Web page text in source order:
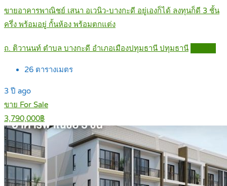
ขายอาคารพาณิชย์ เสนา อเวนิว-บางกะดี อยู่เองก็ได้ ลงทุนก็ดี 3 ชั้น
ครึ่ง พร้อมอยู่ กั้นห้อง พร้อมตกแต่ง
ถ. ติวานนท์ ตำบล บางกะดี อำเภอเมืองปทุมธานี ปทุมธานี
26 ตารางเมตร
3 ปี ago
ขาย For Sale
3,790,000฿